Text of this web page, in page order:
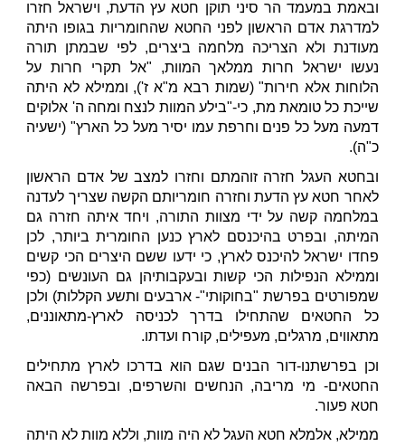
ובאמת במעמד הר סיני תוקן חטא עץ הדעת, וישראל חזרו
למדרגת אדם הראשון לפני החטא שהחומריות בגופו היתה
מעודנת ולא הצריכה מלחמה ביצרים, לפי שבמתן תורה
נעשו ישראל חרות ממלאך המוות, "אל תקרי חרות על
הלוחות אלא חירות" (שמות רבא מ"א ז'), וממילא לא היתה
שייכת כל טומאת מת, כי-"בילע המוות לנצח ומחה ה' אלוקים
דמעה מעל כל פנים וחרפת עמו יסיר מעל כל הארץ" (ישעיה
כ"ה).
ובחטא העגל חזרה זוהמתם וחזרו למצב של אדם הראשון
לאחר חטא עץ הדעת וחזרה חומריותם הקשה שצריך לעדנה
במלחמה קשה על ידי מצוות התורה, ויחד איתה חזרה גם
המיתה, ובפרט בהיכנסם לארץ כנען החומרית ביותר, לכן
פחדו ישראל להיכנס לארץ, כי ידעו ששם היצרים הכי קשים
וממילא הנפילות הכי קשות ובעקבותיהן גם העונשים (כפי
שמפורטים בפרשת "בחוקותי"- ארבעים ותשע הקללות) ולכן
כל החטאים שהתחילו בדרך לכניסה לארץ-מתאוננים,
מתאווים, מרגלים, מעפילים, קורח ועדתו.
וכן בפרשתנו-דור הבנים שגם הוא בדרכו לארץ מתחילים
החטאים- מי מריבה, הנחשים והשרפים, ובפרשה הבאה
חטא פעור.
ממילא, אלמלא חטא העגל לא היה מוות, וללא מוות לא היתה